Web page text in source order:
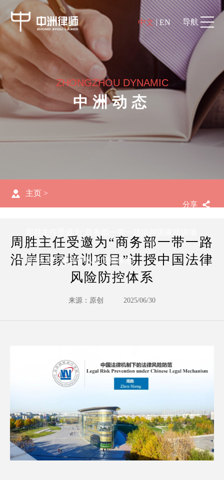
中文|EN 导航
ZHONGZHOU DYNAMIC
中洲动态
分享
主页 >
目”讲授中国法律风险防控体系
周胜主任受邀为“商务部一带一路
沿岸国家培训项目”讲授中国法律
风险防控体系
来源：原创 2025/06/30